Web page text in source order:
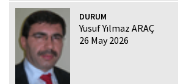
DURUM
Yusuf Yılmaz ARAÇ
26 May 2026